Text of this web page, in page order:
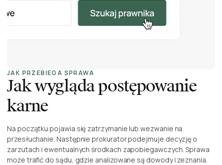
JAK PRZEBIEGA SPRAWA
Jak wygląda postępowanie
karne
Na początku pojawia się zatrzymanie lub wezwanie na
przesłuchanie. Następnie prokurator podejmuje decyzję o
zarzutach i ewentualnych środkach zapobiegawczych. Sprawa
może trafić do sądu, gdzie analizowane są dowody i zeznania.